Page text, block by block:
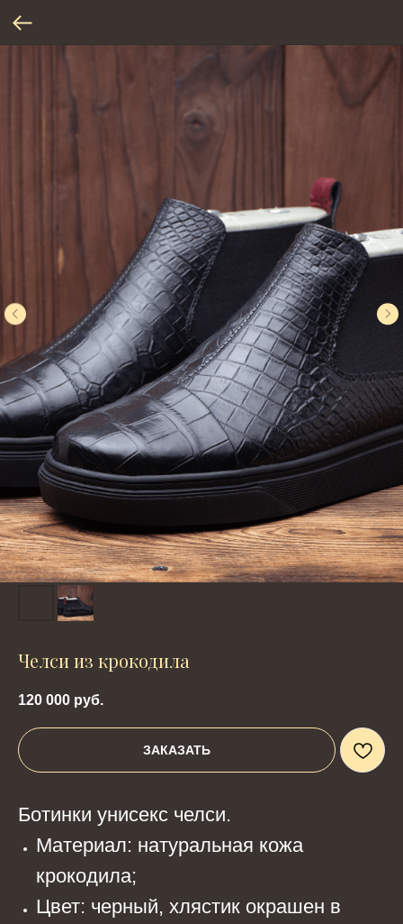
Челси из крокодила
120 000 руб.
ЗАКАЗАТЬ
Ботинки унисекс челси.
Материал: натуральная кожа
крокодила;
Цвет: черный, хлястик окрашен в